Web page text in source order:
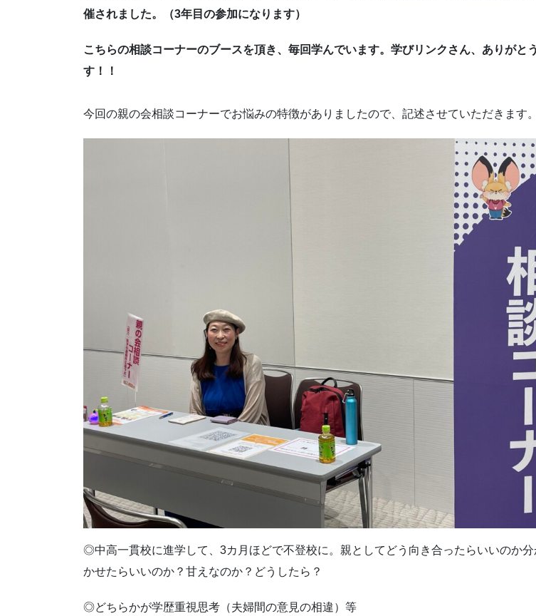
催されました。（3年目の参加になります）
こちらの相談コーナーのブースを頂き、毎回学んでいます。学びリンクさん、ありがと
す！！
今回の親の会相談コーナーでお悩みの特徴がありましたので、記述させていただきます。
◎中高一貫校に進学して、3カ月ほどで不登校に。親としてどう向き合ったらいいのか
かせたらいいのか？甘えなのか？どうしたら？
◎どちらかが学歴重視思考（夫婦間の意見の相違）等